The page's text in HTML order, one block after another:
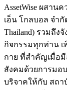
AssetWise ผสา
เอ็น โกลบอล จำกั
Thailand) รวมถึ
กิจกรรมทุกท่าน เ
กาย ที่สำคัญเมื่อ
สังคมด้วยการมอ
บริจาคให้กับ สถา